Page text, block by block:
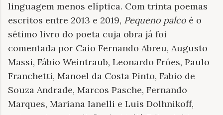
linguagem menos elíptica. Com trinta poemas
escritos entre 2013 e 2019, Pequeno palco é o
sétimo livro do poeta cuja obra já foi
comentada por Caio Fernando Abreu, Augusto
Massi, Fábio Weintraub, Leonardo Fróes, Paulo
Franchetti, Manoel da Costa Pinto, Fabio de
Souza Andrade, Marcos Pasche, Fernando
Marques, Mariana Ianelli e Luis Dolhnikoff,